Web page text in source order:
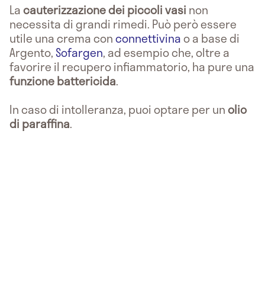
Lacauterizzazione dei piccoli vasi non
necessita di grandi rimedi. Può però essere
utile una crema conconnettivinao a base di
Argento, Sofargen, ad esempio che, oltre a
favorire il recupero infiammatorio, ha pure una
funzione battericida.
In caso di intolleranza, puoi optare per unolio
di paraffina.